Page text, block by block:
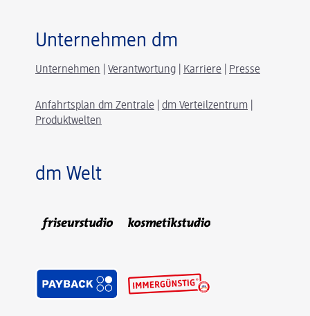
Unternehmen dm
Unternehmen Verantwortung Karriere Presse
Anfahrtsplan dm Zentrale dm Verteilzentrum
Produktwelten
dm Welt